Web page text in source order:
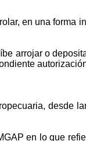
en una forma
arrojar o
desde
en lo que